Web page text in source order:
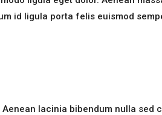
id ligula porta felis euismod
lacinia bibendum nulla sed